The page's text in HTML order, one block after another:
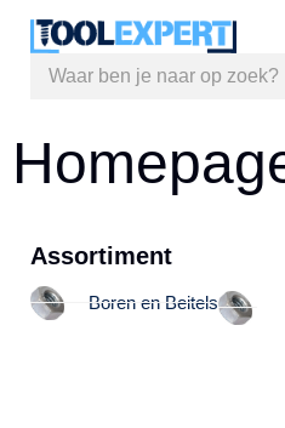
Assortiment
Boren en Beitels